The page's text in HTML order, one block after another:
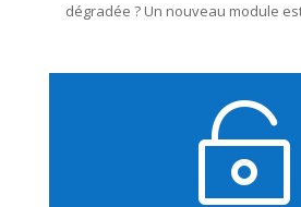
dégradée ? Un nouveau module
